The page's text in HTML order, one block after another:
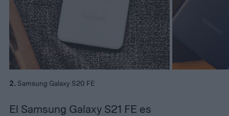
2. Samsung Galaxy S20 FE
El Samsung Galaxy S21 FE es